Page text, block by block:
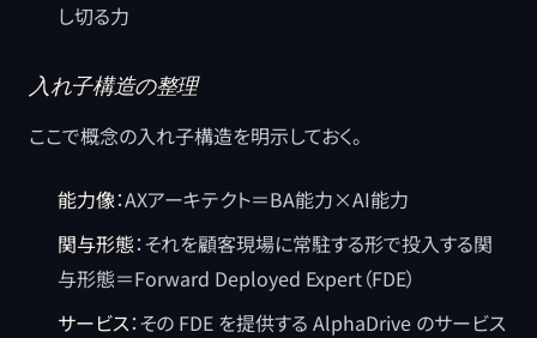
し切る力
入れ子構造の整理
ここで概念の入れ子構造を明示しておく。
能力像：AXアーキテクト＝BA能力×AI能力
関与形態：それを顧客現場に常駐する形で投入する関
与形態＝Forward Deployed Expert（FDE）
サービス：その FDE を提供する AlphaDrive のサービス